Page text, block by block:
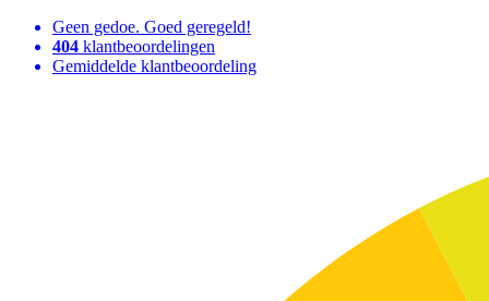
Geen gedoe. Goed geregeld!
404 klantbeoordelingen
Gemiddelde klantbeoordeling